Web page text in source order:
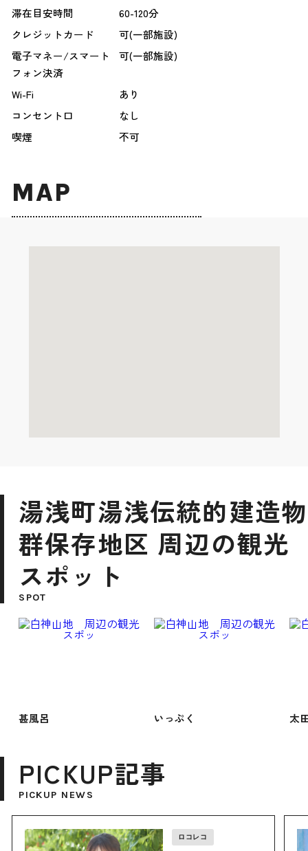
滞在目安時間
60-120分
クレジットカード
可(一部施設)
電子マネー/スマート
フォン決済
可(一部施設)
Wi-Fi
あり
コンセント口
なし
喫煙
不可
MAP
湯浅町湯浅伝統的建造物
群保存地区 周辺の観光
スポット
SPOT
甚風呂 いっぷく 太
PICKUP記事
PICKUP NEWS
ロコレコ